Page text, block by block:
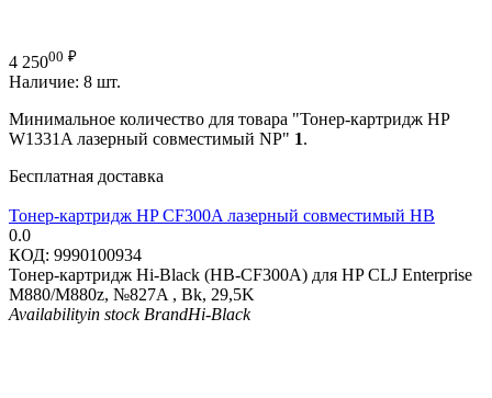
4 25000 ₽
Наличие: 8 шт.
Минимальное количество для товара "Тонер-картридж HP
W1331A лазерный совместимый NP" 1.
Бесплатная доставка
Тонер-картридж HP CF300A лазерный совместимый HB
0.0
КОД: 9990100934
Тонер-картридж Hi-Black (HB-CF300A) для HP CLJ Enterprise
M880/M880z, №827A , Bk, 29,5K
Availabilityin stock BrandHi-Black